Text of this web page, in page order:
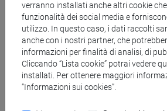
cfNEWS
24/01/2022
Primo bilancio di Ca’
particolare attenzione agli
verranno installati anche altri cookie
funzionalità dei social media e
utilizzo. In questo caso, i dati raccolti
anche con i nostri partner, che
informazioni per finalità di analisi, di
Cliccando “Lista cookie” potrai vedere
installati. Per ottenere maggiori
“Informazioni sui cookies”.